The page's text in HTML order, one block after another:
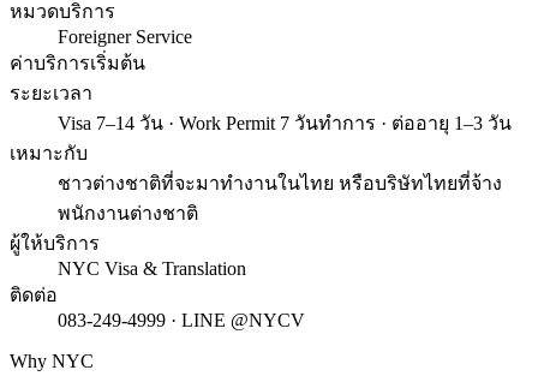
หมวดบริการ
Foreigner Service
ค่าบริการเริ่มต้น
ระยะเวลา
Visa 7–14 วัน · Work Permit 7 วันทำการ · ต่ออายุ 1–3 วัน
เหมาะกับ
ชาวต่างชาติที่จะมาทำงานในไทย หรือบริษัทไทยที่จ้าง
พนักงานต่างชาติ
ผู้ให้บริการ
NYC Visa & Translation
ติดต่อ
083-249-4999 · LINE @NYCV
Why NYC